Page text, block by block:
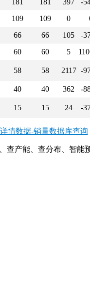
109 109 0
66 66 105 -
60 60 5
58 58 2117 -
40 40 362 -
15 15 24 -
情数据-销量数据库查询
查产能、查分布、智能